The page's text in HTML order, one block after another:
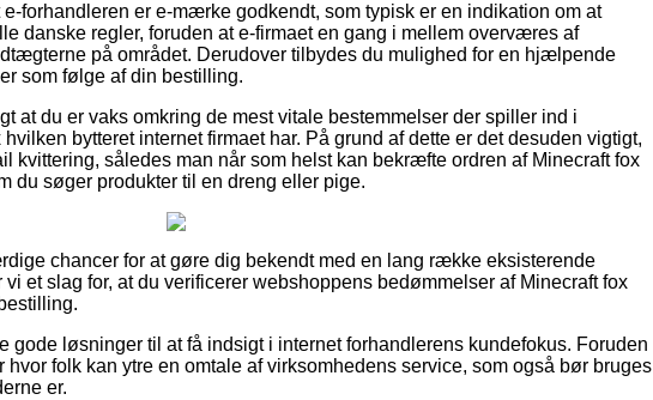
forhandleren er e-mærke godkendt, som typisk er en indikation om at
danske regler, foruden at e-firmaet en gang i mellem overværes af
på området. Derudover tilbydes du mulighed for en hjælpende
som følge af din bestilling.
at du er vaks omkring de mest vitale bestemmelser der spiller ind i
bytteret internet firmaet har. På grund af dette er det desuden vigtigt,
kvittering, således man når som helst kan bekræfte ordren af Minecraft fox
du søger produkter til en dreng eller pige.
chancer for at gøre dig bekendt med en lang række eksisterende
et slag for, at du verificerer webshoppens bedømmelser af Minecraft fox
gode løsninger til at få indsigt i internet forhandlerens kundefokus. Foruden
folk kan ytre en omtale af virksomhedens service, som også bør bruges
er.